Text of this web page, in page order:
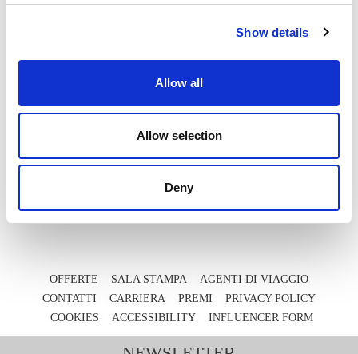
Show details
Allow all
Allow selection
Deny
PRENOTARE ADESSO
Credito
Politica di Tutela della Privacy
OFFERTE SALA STAMPA
AGENTI DI VIAGGIO
CONTATTI
CARRIERA PREMI
PRIVACY POLICY
COOKIES
ACCESSIBILITY INFLUENCER FORM